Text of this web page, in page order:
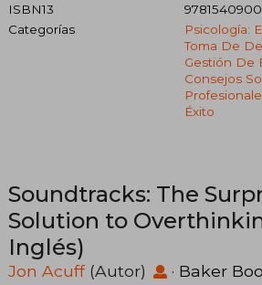
ISBN13
Categorías
Psicología:
Toma De
Gestión De
Consejos
Éxito
Soundtracks: The
Solution to
Inglés)
Jon Acuff(Autor) · Baker